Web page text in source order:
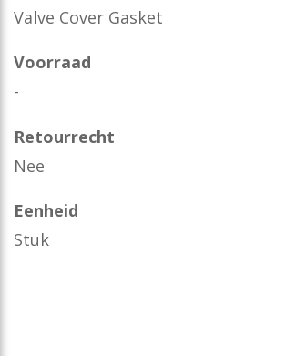
Valve Cover Gasket
Voorraad
-
Retourrecht
Nee
Eenheid
Stuk